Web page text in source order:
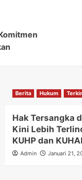
Berita Hukum
Hak Tersangka
Kini Lebih
KUHP dan
Admin Januari 21,